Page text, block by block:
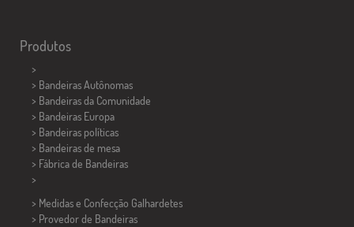
Produtos
>
> Bandeiras Autônomas
> Bandeiras da Comunidade
> Bandeiras Europa
> Bandeiras políticas
> Bandeiras de mesa
> Fábrica de Bandeiras
>
> Medidas e Confecção Galhardetes
> Provedor de Bandeiras